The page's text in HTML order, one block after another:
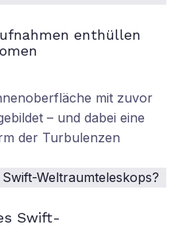
enthüllen
mit zuvor
– und dabei eine
der Turbulenzen
Swift-